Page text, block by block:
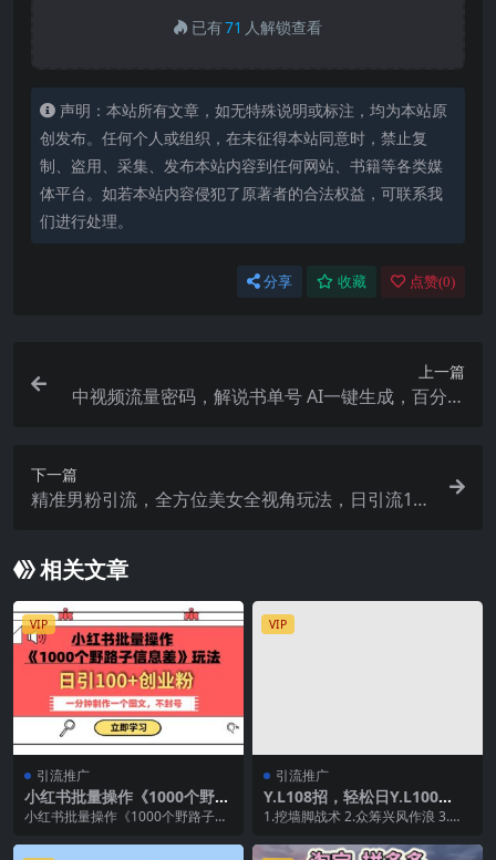
已有71 人解锁查看
声明：本站所有文章，如无特殊说明或标注，均为本站原
创发布。任何个人或组织，在未征得本站同意时，禁止复
制、盗用、采集、发布本站内容到任何网站、书籍等各类媒
体平台。如若本站内容侵犯了原著者的合法权益，可联系我
们进行处理。
分享 收藏 点赞(0)
上一篇
中视频流量密码，解说书单号 AI一键生成，百分百
下一篇
精准男粉引流，全方位美女全视角玩法，日引流10
相关文章
VIP
引流推广
小红书批量操作《1000个野路
子信息差》玩法 日引100 创业
小红书批量操作《1000个野路子信
文，不封号，日引1...
VIP
引流推广
Y.L108招，轻松日Y.L100
人，让天下没有难搞的流量
1.挖墙脚战术 2.众筹兴风作浪 3.公
玩...